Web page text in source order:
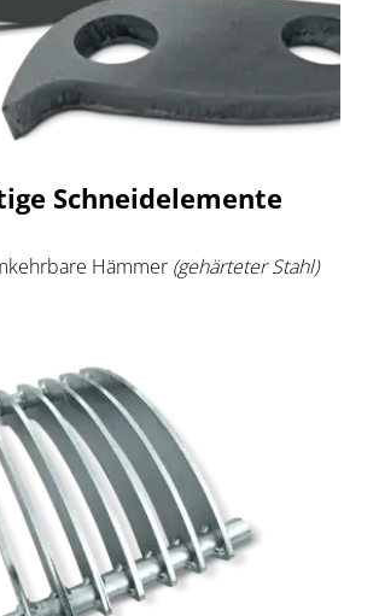
Schneidelemente
Hämmer (gehärteter Stahl)